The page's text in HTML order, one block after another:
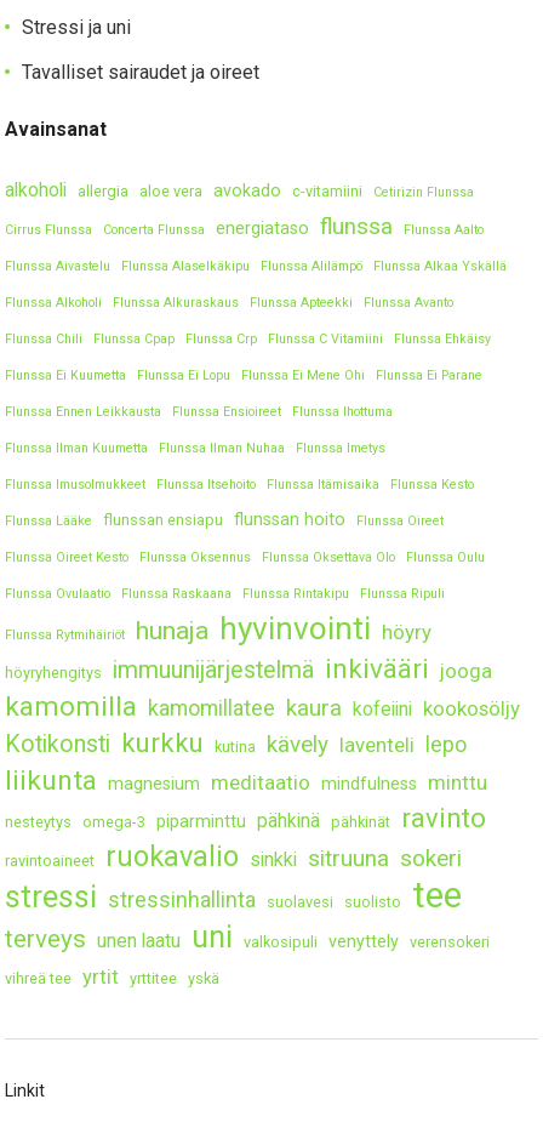
Stressi ja uni
Tavalliset sairaudet ja oireet
Avainsanat
alkoholi allergia aloe vera avokado c-vitamiini Cetirizin Flunssa
Cirrus Flunssa Concerta Flunssa energiataso flunssa Flunssa Aalto
Flunssa Aivastelu Flunssa Alaselkäkipu Flunssa Alilämpö Flunssa Alkaa Yskällä
Flunssa Alkoholi Flunssa Alkuraskaus Flunssa Apteekki Flunssa Avanto
Flunssa Chili Flunssa Cpap Flunssa Crp Flunssa C Vitamiini Flunssa Ehkäisy
Flunssa Ei Kuumetta Flunssa Ei Lopu Flunssa Ei Mene Ohi Flunssa Ei Parane
Flunssa Ennen Leikkausta Flunssa Ensioireet Flunssa Ihottuma
Flunssa Ilman Kuumetta Flunssa Ilman Nuhaa Flunssa Imetys
Flunssa Imusolmukkeet Flunssa Itsehoito Flunssa Itämisaika Flunssa Kesto
Flunssa Lääke flunssan ensiapu flunssan hoito Flunssa Oireet
Flunssa Oireet Kesto Flunssa Oksennus Flunssa Oksettava Olo Flunssa Oulu
Flunssa Ovulaatio Flunssa Raskaana Flunssa Rintakipu Flunssa Ripuli
Flunssa Rytmihäiriöt hunaja hyvinvointi höyry
höyryhengitys immuunijärjestelmä inkivääri jooga
kamomilla kamomillatee kaura kofeiini kookosöljy
Kotikonsti kurkku kutina kävely laventeli lepo
liikunta magnesium meditaatio mindfulness minttu
nesteytys omega-3 piparminttu pähkinä pähkinät ravinto
ravintoaineet ruokavalio sinkki sitruuna sokeri
stressi stressinhallinta suolavesi suolisto tee
terveys unen laatu uni valkosipuli venyttely
verensokeri
vihreä tee
yrtit yrttitee yskä
Linkit